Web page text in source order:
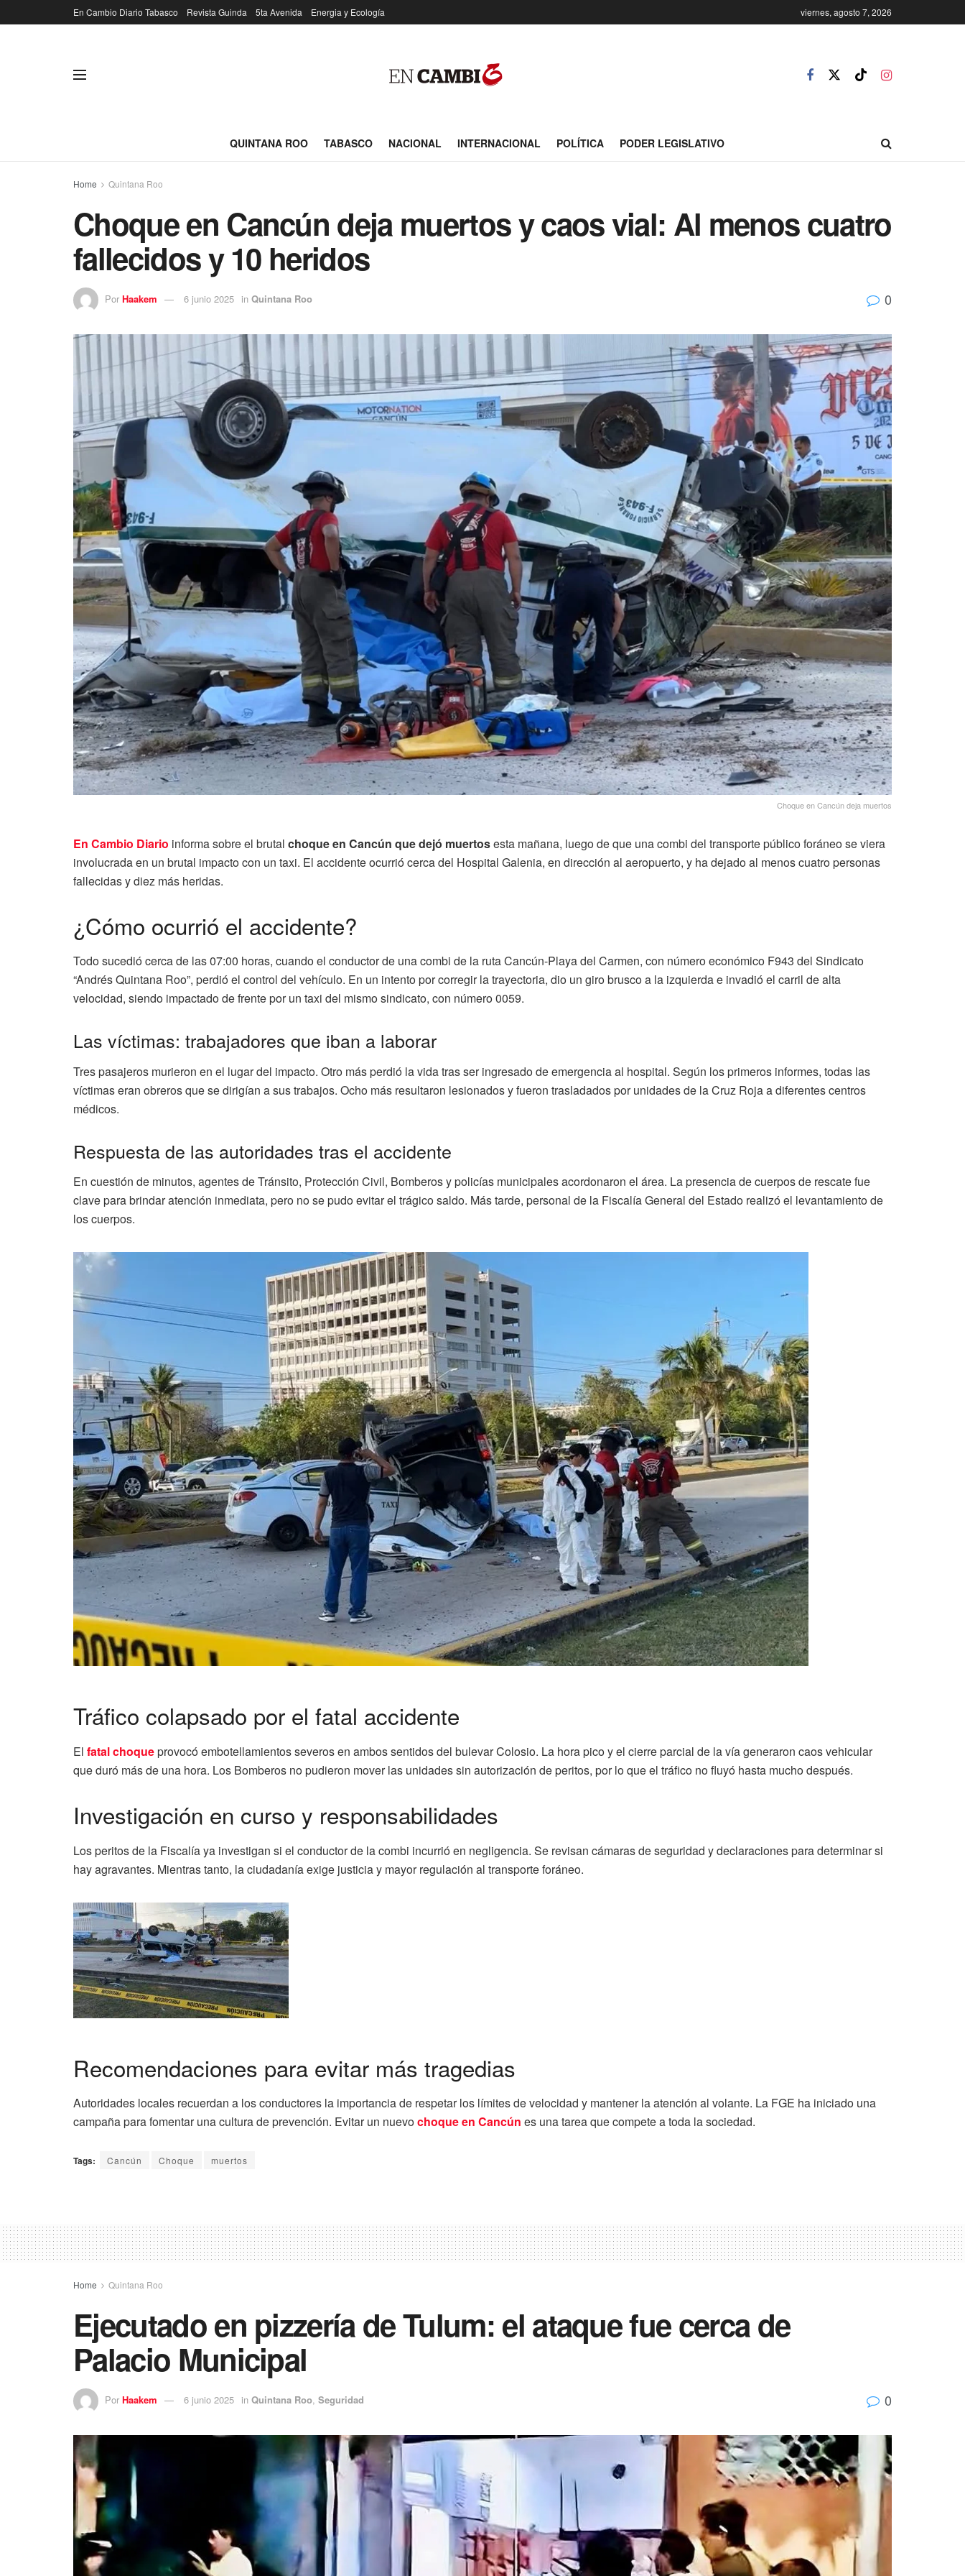
En Cambio Diario Tabasco Revista Guinda 5ta Avenida Energia y Ecología viernes, agosto 7, 2026
QUINTANA ROO TABASCO NACIONAL INTERNACIONAL POLÍTICA PODER LEGISLATIVO
Home Quintana Roo
Choque en Cancún deja muertos y caos vial: Al menos cuatro
fallecidos y 10 heridos
Por Haakem 6 junio 2025 in Quintana Roo 0
Choque en Cancún deja muertos
En Cambio Diario informa sobre el brutal choque en Cancún que dejó muertosesta mañana, luego de que una combi del transporte público foráneo se viera
involucrada en un brutal impacto con un taxi. El accidente ocurrió cerca del Hospital Galenia, en dirección al aeropuerto, y ha dejado al menos cuatro personas
fallecidas y diez más heridas.
¿Cómo ocurrió el accidente?
Todo sucedió cerca de las 07:00 horas, cuando el conductor de una combi de la ruta Cancún-Playa del Carmen, con número económico F943 del Sindicato
“Andrés Quintana Roo”, perdió el control del vehículo. En un intento por corregir la trayectoria, dio un giro brusco a la izquierda e invadió el carril de alta
velocidad, siendo impactado de frente por un taxi del mismo sindicato, con número 0059.
Las víctimas: trabajadores que iban a laborar
Tres pasajeros murieron en el lugar del impacto. Otro más perdió la vida tras ser ingresado de emergencia al hospital. Según los primeros informes, todas las
víctimas eran obreros que se dirigían a sus trabajos. Ocho más resultaron lesionados y fueron trasladados por unidades de la Cruz Roja a diferentes centros
médicos.
Respuesta de las autoridades tras el accidente
En cuestión de minutos, agentes de Tránsito, Protección Civil, Bomberos y policías municipales acordonaron el área. La presencia de cuerpos de rescate fue
clave para brindar atención inmediata, pero no se pudo evitar el trágico saldo. Más tarde, personal de la Fiscalía General del Estado realizó el levantamiento de
los cuerpos.
Tráfico colapsado por el fatal accidente
El fatal choqueprovocó embotellamientos severos en ambos sentidos del bulevar Colosio. La hora pico y el cierre parcial de la vía generaron caos vehicular
que duró más de una hora. Los Bomberos no pudieron mover las unidades sin autorización de peritos, por lo que el tráfico no fluyó hasta mucho después.
Investigación en curso y responsabilidades
Los peritos de la Fiscalía ya investigan si el conductor de la combi incurrió en negligencia. Se revisan cámaras de seguridad y declaraciones para determinar si
hay agravantes. Mientras tanto, la ciudadanía exige justicia y mayor regulación al transporte foráneo.
Recomendaciones para evitar más tragedias
Autoridades locales recuerdan a los conductores la importancia de respetar los límites de velocidad y mantener la atención al volante. La FGE ha iniciado una
campaña para fomentar una cultura de prevención. Evitar un nuevochoque en Cancún es una tarea que compete a toda la sociedad.
Tags: Cancún Choque muertos
Home Quintana Roo
Ejecutado en pizzería de Tulum: el ataque fue cerca de
Palacio Municipal
Por Haakem 6 junio 2025 in Quintana Roo, Seguridad 0